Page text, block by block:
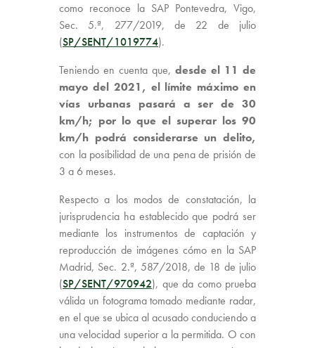
como reconoce la SAP Pontevedra, Vigo,
Sec. 5.ª, 277/2019, de 22 de julio
(SP/SENT/1019774).
Teniendo en cuenta que, desde el 11 de
mayo del 2021, el límite máximo en
vías urbanas pasará a ser de 30
km/h; por lo que el superar los 90
km/h podrá considerarse un delito,
con la posibilidad de una pena de prisión de
3 a 6 meses.
Respecto a los modos de constatación, la
jurisprudencia ha establecido que podrá ser
mediante los instrumentos de captación y
reproducción de imágenes cómo en la SAP
Madrid, Sec. 2.ª, 587/2018, de 18 de julio
(SP/SENT/970942), que da como prueba
válida un fotograma tomado mediante radar,
en el que se ubica al acusado conduciendo a
una velocidad superior a la permitida. O con